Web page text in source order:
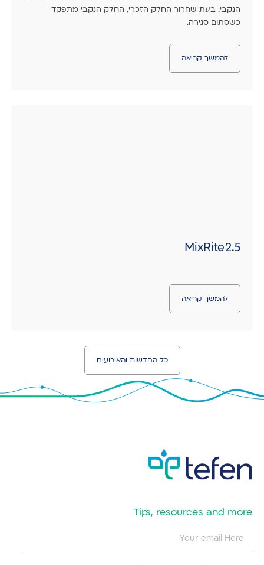
הנקבי. בעת שחרור החלק הזכרי, החלק הנקבי מתפקד
כשסתום סגירה.
להמשך קריאה
MixRite 2.5
להמשך קריאה
כל החדשות והאירועים
​Tips, resources and more